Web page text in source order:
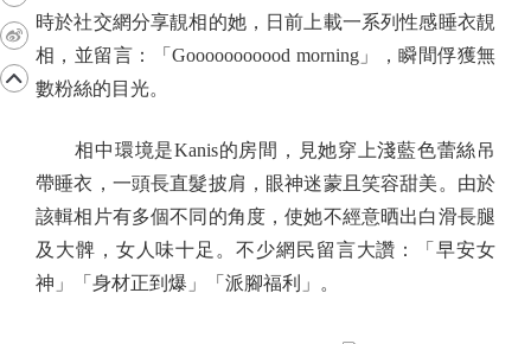
時於社交網分享靚相的她，日前上載一系列性感睡衣靚
相，並留言：「Gooooooooood morning」，瞬間俘獲無
數粉絲的目光。
相中環境是Kanis的房間，見她穿上淺藍色蕾絲吊
帶睡衣，一頭長直髮披肩，眼神迷蒙且笑容甜美。由於
該輯相片有多個不同的角度，使她不經意晒出白滑長腿
及大髀，女人味十足。不少網民留言大讚：「早安女
神」「身材正到爆」「派腳福利」。